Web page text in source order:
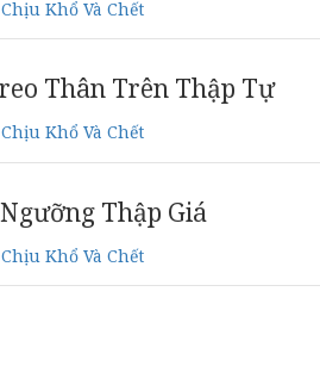
Chịu Khổ Và Chết
Thân Trên Thập Tự
Chịu Khổ Và Chết
Thập Giá
Chịu Khổ Và Chết